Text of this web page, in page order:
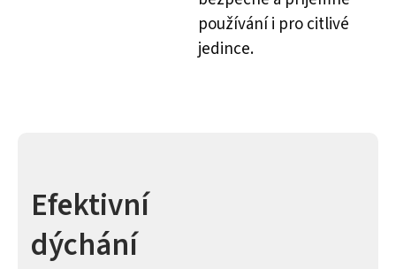
používání i pro citlivé
jedince.
Efektivní
dýchání